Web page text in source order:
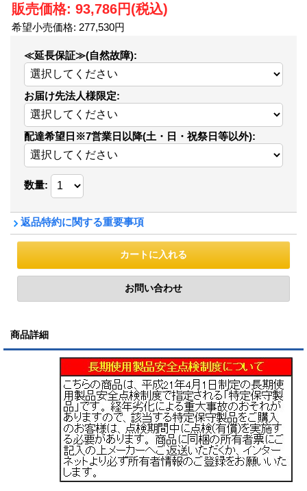
販売価格: 93,786円(税込)
希望小売価格: 277,530円
≪延長保証≫(自然故障):
お届け先法人様限定:
配達希望日※7営業日以降(土・日・祝祭日等以外):
数量:
返品特約に関する重要事項
商品詳細